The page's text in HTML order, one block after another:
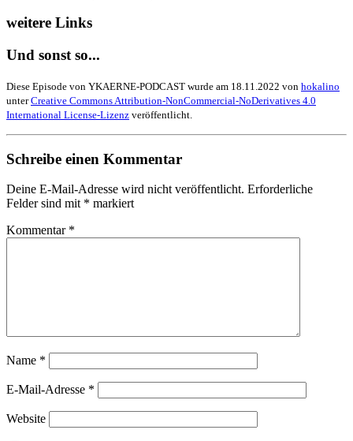
weitere Links
Und sonst so...
Diese Episode von YKAERNE-PODCAST wurde am 18.11.2022 von hokalino
unterCreative Commons Attribution-NonCommercial-NoDerivatives 4.0
International License-Lizenz veröffentlicht.
Schreibe einen Kommentar
Deine E-Mail-Adresse wird nicht veröffentlicht. Erforderliche
Felder sind mit * markiert
Kommentar *
Name *
E-Mail-Adresse *
Website